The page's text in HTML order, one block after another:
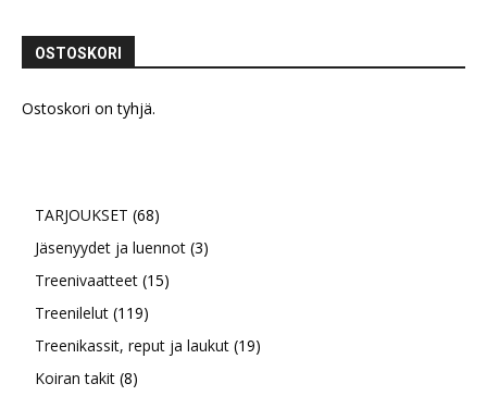
OSTOSKORI
Ostoskori on tyhjä.
TARJOUKSET 6868
tuotetta
Jäsenyydet ja luennot 33
Treenivaatteet 1515
Treenilelut 119119
tuotetta
Treenikassit, reput ja laukut 1919
Koiran takit 88